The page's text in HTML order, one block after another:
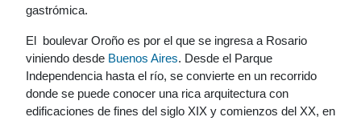
gastrómica.
El boulevar Oroño es por el que se ingresa a Rosario
viniendo desde Buenos Aires. Desde el Parque
Independencia hasta el río, se convierte en un recorrido
donde se puede conocer una rica arquitectura con
edificaciones de fines del siglo XIX y comienzos del XX, en